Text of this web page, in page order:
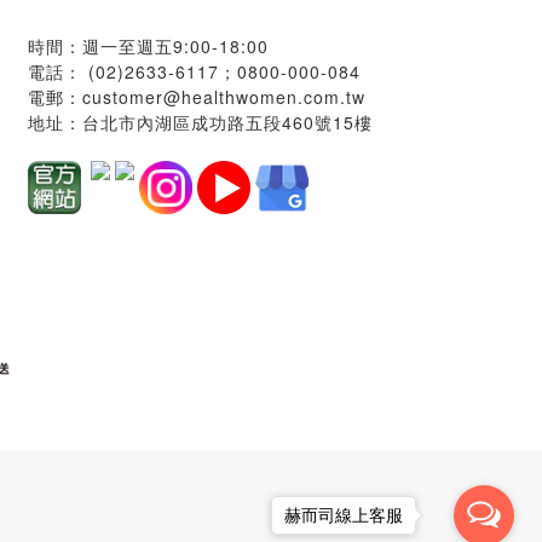
時間：週一至週五9:00-18:00
電話：
(02)2633-6117； 0800-000-084
電郵： customer@healthwomen.com.tw
地址： 台北市內湖區成功路五段460號15樓
赫而司線上客服